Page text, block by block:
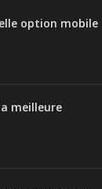
option mobile
meilleure